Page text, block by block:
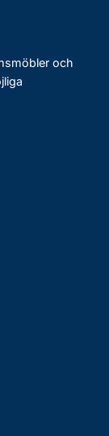
och